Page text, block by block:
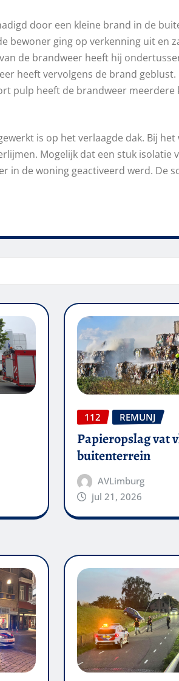
door een kleine brand in de
bewoner ging op verkenning uit en
de brandweer heeft hij
heeft vervolgens de brand geblust.
pulp heeft de brandweer meerdere
is op het verlaagde dak. Bij het
Mogelijk dat een stuk isolatie
in de woning geactiveerd werd. De
112 REMUNJ
Papieropslag vat
buitenterrein
AVLimburg
jul 21, 2026